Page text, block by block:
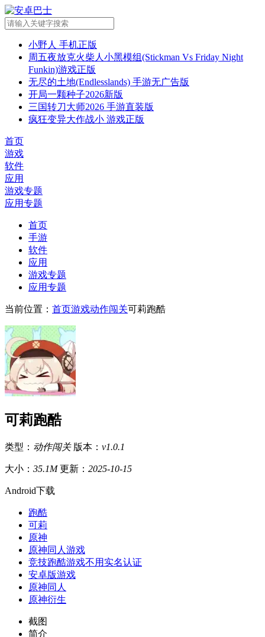
小野人 手机正版
周五夜放克火柴人小黑模组(Stickman Vs Friday Night
Funkin)游戏正版
无尽的土地(Endlesslands) 手游无广告版
开局一颗种子2026新版
三国转刀大师2026 手游直装版
疯狂变异大作战小 游戏正版
首页
游戏
软件
应用
游戏专题
应用专题
首页
手游
软件
应用
游戏专题
应用专题
当前位置： 首页游戏动作闯关可莉跑酷
可莉跑酷
类型： 动作闯关 版本： v1.0.1
大小： 35.1M 更新： 2025-10-15
Android下载
跑酷
可莉
原神
原神同人游戏
竞技跑酷游戏不用实名认证
安卓版游戏
原神同人
原神衍生
截图
简介